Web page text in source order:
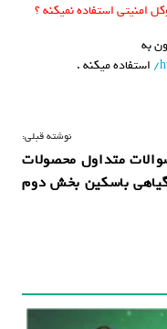
امنیتی استفاده نمیکنه ؟
به
استفاده میکنه .
نوشته قبلی:
متداول محصولات
باسکین بخش دوم